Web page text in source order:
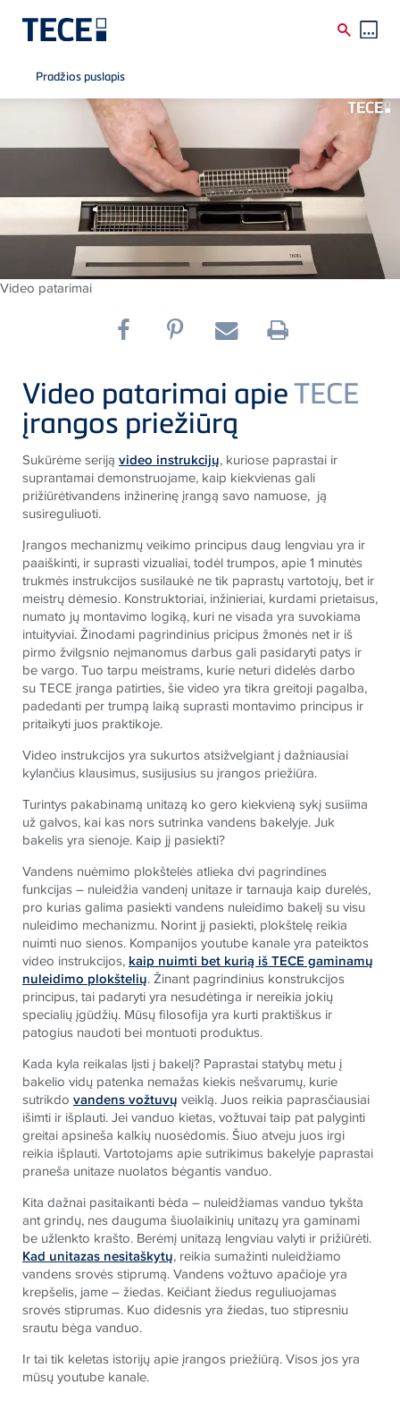
Skip to main content
Breadcrumb
Pradžios puslapis
Video patarimai
Video patarimai apieTECE
įrangos priežiūrą
Sukūrėmeseriją video instrukcijų, kuriose paprastai ir
suprantamai demonstruojame, kaip kiekvienas gali
prižiūrėtivandens inžinerinę įrangą savo namuose, ją
susireguliuoti.
Įrangos mechanizmų veikimo principus daug lengviau yra ir
paaiškinti, ir suprasti vizualiai, todėl trumpos, apie 1 minutės
trukmės instrukcijos susilaukė ne tik paprastų vartotojų, bet ir
meistrų dėmesio. Konstruktoriai, inžinieriai, kurdami prietaisus,
numato jų montavimo logiką, kuri ne visada yra suvokiama
intuityviai. Žinodami pagrindinius pricipus žmonės net ir iš
pirmo žvilgsnio neįmanomus darbus gali pasidaryti patys ir
be vargo. Tuo tarpu meistrams, kurie neturi didelės darbo
suTECE įranga patirties, šie video yra tikra greitoji pagalba,
padedanti per trumpą laiką suprasti montavimo principus ir
pritaikyti juos praktikoje.
Video instrukcijos yra sukurtos atsižvelgiant į dažniausiai
kylančius klausimus, susijusius su įrangos priežiūra.
Turintys pakabinamą unitazą ko gero kiekvieną sykį susiima
už galvos, kai kas nors sutrinka vandens bakelyje. Juk
bakelis yra sienoje. Kaip jį pasiekti?
Vandens nuėmimo plokštelės atlieka dvi pagrindines
funkcijas – nuleidžia vandenį unitaze ir tarnauja kaip durelės,
pro kurias galima pasiekti vandens nuleidimo bakelį su visu
nuleidimo mechanizmu. Norint jį pasiekti, plokštelę reikia
nuimti nuo sienos. Kompanijos youtube kanale yra pateiktos
video instrukcijos, kaip nuimti bet kurią iš TECE gaminamų
nuleidimo plokštelių. Žinant pagrindinius konstrukcijos
principus, tai padaryti yra nesudėtinga ir nereikia jokių
specialių įgūdžių. Mūsųfilosofija yra kurti praktiškus ir
patogius naudoti bei montuoti produktus.
Kada kyla reikalas lįsti į bakelį? Paprastai statybų metu į
bakelio vidų patenka nemažas kiekis nešvarumų, kurie
sutrikdo vandens vožtuvų veiklą. Juos reikia paprasčiausiai
išimti ir išplauti. Jei vanduo kietas, vožtuvai taip pat palyginti
greitai apsineša kalkių nuosėdomis. Šiuo atveju juos irgi
reikia išplauti. Vartotojams apie sutrikimus bakelyje paprastai
praneša unitaze nuolatos bėgantis vanduo.
Kita dažnai pasitaikanti bėda – nuleidžiamas vanduo tykšta
ant grindų, nes dauguma šiuolaikinių unitazų yra gaminami
be užlenkto krašto. Berėmį unitazą lengviau valyti ir prižiūrėti.
Kad unitazas nesitaškytų, reikia sumažinti nuleidžiamo
vandens srovės stiprumą. Vandens vožtuvo apačioje yra
krepšelis, jame – žiedas. Keičiant žiedus reguliuojamas
srovės stiprumas. Kuo didesnis yra žiedas, tuo stipresniu
srautu bėga vanduo.
Ir tai tik keletas istorijų apie įrangos priežiūrą. Visos jos yra
mūsų youtube kanale.